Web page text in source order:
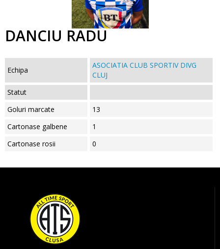
DANCIU RADU
Echipa
ASOCIATIA CLUB SPORTIV DIVG
CLUJ
Statut
Goluri marcate
13
Cartonase galbene
1
Cartonase rosii
0